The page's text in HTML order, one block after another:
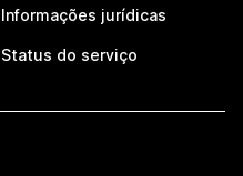
Informações jurídicas
Status do serviço